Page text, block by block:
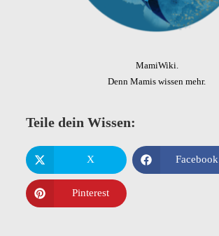
MamiWiki.
Denn Mamis wissen mehr.
Teile dein Wissen:
X Facebook
Pinterest